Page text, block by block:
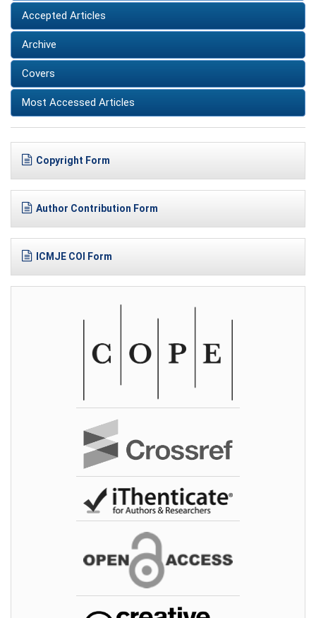
Accepted Articles
Archive
Covers
Most Accessed Articles
Copyright Form
Author Contribution Form
ICMJE COI Form